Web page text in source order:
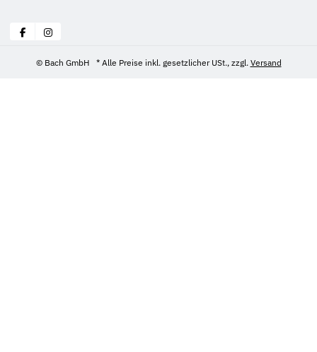
© Bach GmbH * Alle Preise inkl. gesetzlicher USt., zzgl. Versand